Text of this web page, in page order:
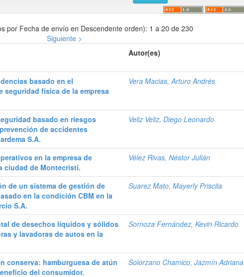
por Fecha de envío en Descendente orden): 1 a 20 de 230
Siguiente >
Autor(es)
basado en el
seguridad física de la empresa
Vera Macias, Arturo Andrés
basado en riesgos
de accidentes
S.A.
Veliz Veliz, Diego Leonardo
en la empresa de
ciudad de Montecristi.
Vélez Rivas, Néstor Julián
de un sistema de gestión de
en la condición CBM en la
S.A.
Suarez Mato, Mayerly Priscila
de desechos líquidos y sólidos
y lavadoras de autos en la
Sornoza Fernández, Kevin Ricardo
conserva: hamburguesa de atún
del consumidor.
Solórzano Chamico, Jazmín Adriana